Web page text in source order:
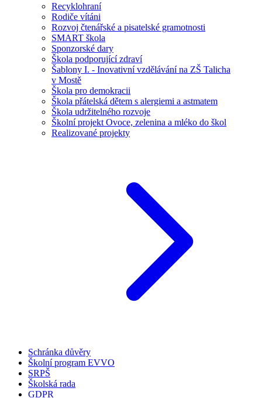
Recyklohraní
Rodiče vítáni
Rozvoj čtenářské a pisatelské gramotnosti
SMART škola
Sponzorské dary
Škola podporující zdraví
Šablony I. - Inovativní vzdělávání na ZŠ Talicha
v Mostě
Škola pro demokracii
Škola přátelská dětem s alergiemi a astmatem
Škola udržitelného rozvoje
Školní projekt Ovoce, zelenina a mléko do škol
Realizované projekty
Schránka důvěry
Školní program EVVO
SRPŠ
Školská rada
GDPR